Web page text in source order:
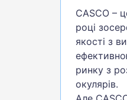
CASCO –
році
якості з
ринку з
окулярів.